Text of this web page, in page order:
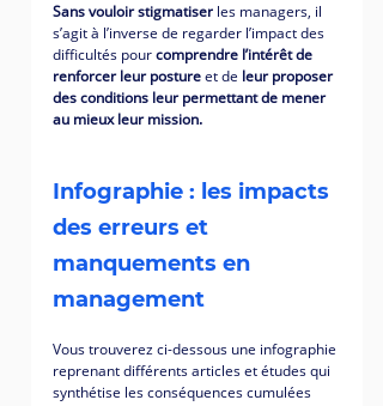
Sans vouloir stigmatiser les managers, il
s’agit à l’inverse de regarder l’impact des
difficultés pour comprendre l’intérêt de
renforcer leur posture et de leur proposer
des conditions leur permettant de mener
au mieux leur mission.
Infographie : les impacts
des erreurs et
manquements en
management
Vous trouverez ci-dessous une infographie
reprenant différents articles et études qui
synthétise les conséquences cumulées